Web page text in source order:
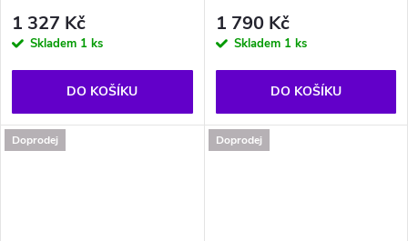
1 327 Kč
Skladem 1 ks
DO KOŠÍKU
1 790 Kč
Skladem 1 ks
DO KOŠÍKU
Doprodej Doprodej